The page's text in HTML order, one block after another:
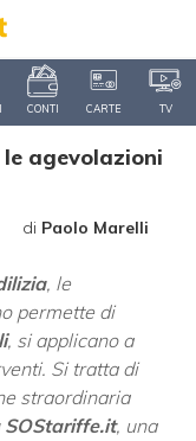
CONTI CARTE TV
agevolazioni
di Paolo Marelli
, le
permette di
, si applicano a
Si tratta di
straordinaria
SOStariffe.it, una